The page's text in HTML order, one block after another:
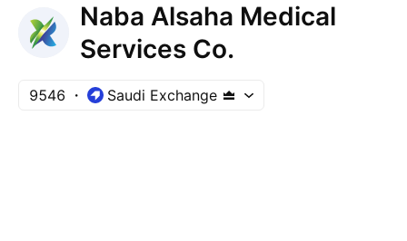
Naba Alsaha Medical
Services Co.
9546 Saudi Exchange